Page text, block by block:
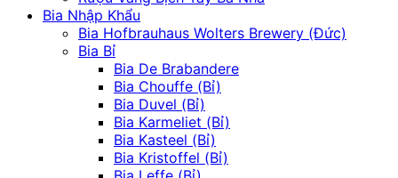
Bia Nhập Khẩu
Bia Hofbrauhaus Wolters Brewery (Đức)
Bia Bỉ
Bia De Brabandere
Bia Chouffe (Bỉ)
Bia Duvel (Bỉ)
Bia Karmeliet (Bỉ)
Bia Kasteel (Bỉ)
Bia Kristoffel (Bỉ)